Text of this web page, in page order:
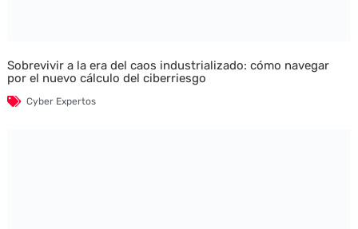
Sobrevivir a la era del caos industrializado: cómo navegar
por el nuevo cálculo del ciberriesgo
Cyber Expertos